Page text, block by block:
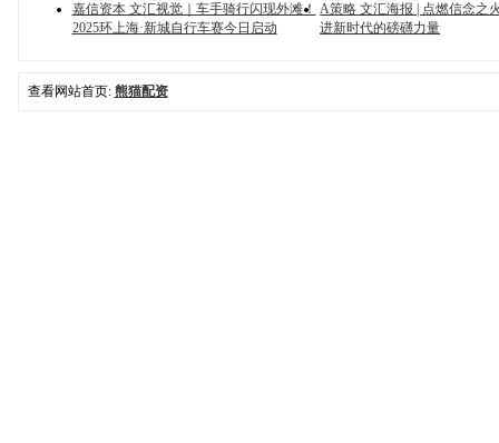
嘉信资本 文汇视觉｜车手骑行闪现外滩！
2025环上海·新城自行车赛今日启动
A策略 文汇海报 | 点燃信念之
进新时代的磅礴力量
查看网站首页: 熊猫配资